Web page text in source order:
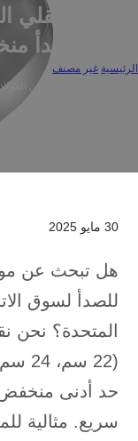
أواني القلي
للصدأ
الرئيسية غير مصنف
أواني القلي المصنوعة من
30 مايو 2025
هل تبحث عن
للصدأ لسوق
المتحدة؟ نحن
حد أدنى منخفض
سريع. مثالية